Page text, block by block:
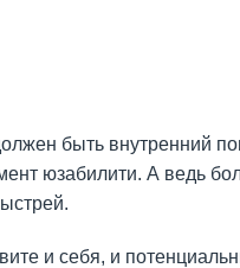
быть внутренний
юзабилити. А ведь
и себя, и